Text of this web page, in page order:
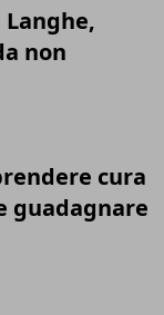
non
cura
guadagnare